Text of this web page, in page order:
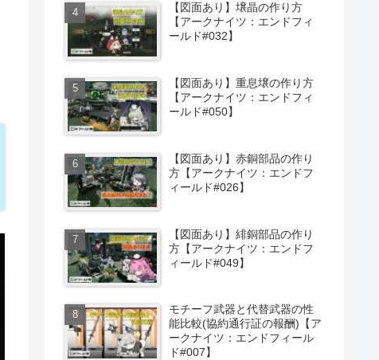
【図面あり】壌晶の作り方
【アークナイツ：エンドフィ
ールド#032】
【図面あり】重息壌の作り方
【アークナイツ：エンドフィ
ールド#050】
【図面あり】赤銅部品の作り
方【アークナイツ：エンドフ
ィールド#026】
【図面あり】緋銅部品の作り
方【アークナイツ：エンドフ
ィールド#049】
モチーフ武器と代替武器の性
能比較(協約通行証の報酬)【ア
ークナイツ：エンドフィール
ド#007】